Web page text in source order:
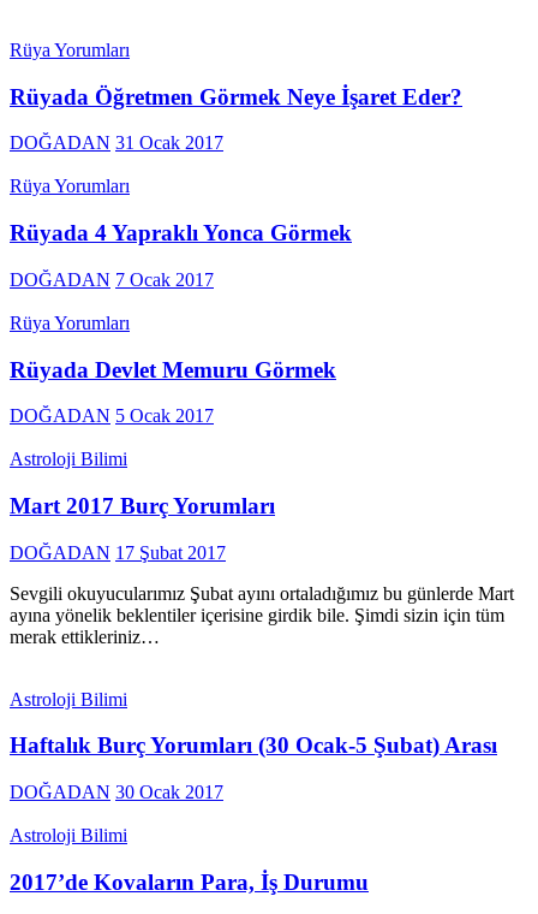
Rüya Yorumları
Rüyada Öğretmen Görmek Neye İşaret Eder?
DOĞADAN 31 Ocak 2017
Rüya Yorumları
Rüyada 4 Yapraklı Yonca Görmek
DOĞADAN 7 Ocak 2017
Rüya Yorumları
Rüyada Devlet Memuru Görmek
DOĞADAN 5 Ocak 2017
Astroloji Bilimi
Mart 2017 Burç Yorumları
DOĞADAN 17 Şubat 2017
Sevgili okuyucularımız Şubat ayını ortaladığımız bu günlerde Mart
ayına yönelik beklentiler içerisine girdik bile. Şimdi sizin için tüm
merak ettikleriniz…
Astroloji Bilimi
Haftalık Burç Yorumları (30 Ocak-5 Şubat) Arası
DOĞADAN 30 Ocak 2017
Astroloji Bilimi
2017’de Kovaların Para, İş Durumu